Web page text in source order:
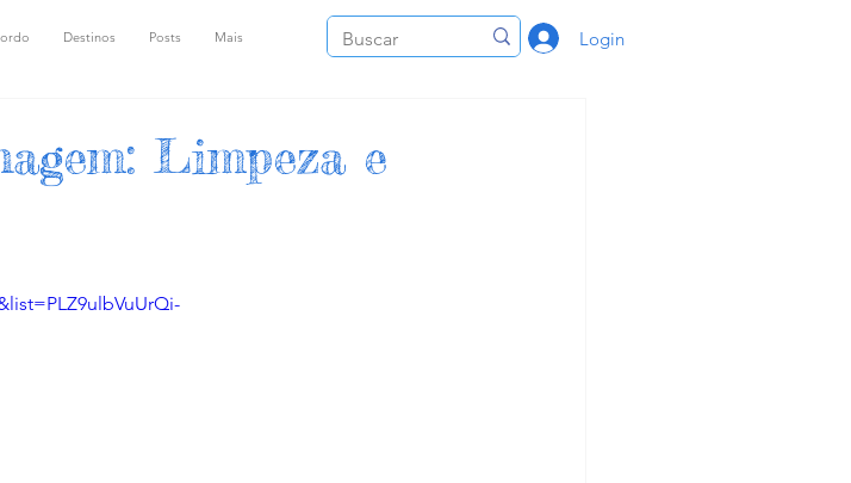
Destinos Posts Mais Login
Limpeza e